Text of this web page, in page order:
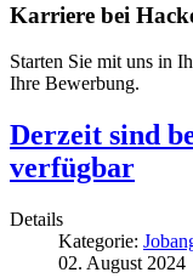
Karriere bei
Starten Sie mit uns in
Ihre Bewerbung.
Derzeit sind
verfügbar
Details
Kategorie:
02. August 2024